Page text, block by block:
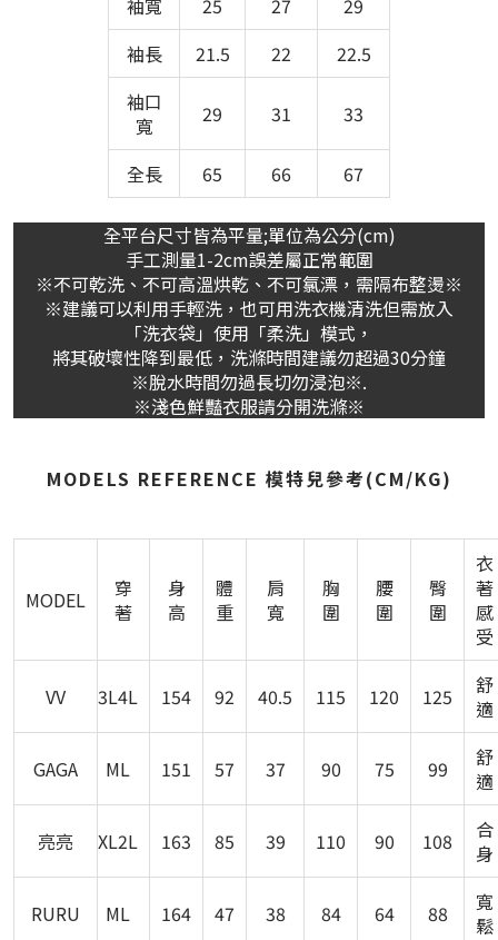
袖寬 25 27
29
袖長
21.5 22
22.5
袖口
寬
29 31 33
全長 65 66 67
全平台尺寸皆為平量;單位為公分(cm)
手工測量1-2cm誤差屬正常範圍
※不可乾洗、不可高溫烘乾、不可氯漂，需隔布整燙※
※建議可以利用手輕洗，也可用洗衣機清洗但需放入
「洗衣袋」使用「柔洗」模式，
將其破壞性降到最低，洗滌時間建議勿超過30分鐘
※脫水時間勿過長切勿浸泡※.
※淺色鮮豔衣服請分開洗滌※
MODELS REFERENCE 模特兒參考(CM/KG)
MODEL
穿
著
身
高
體
重
肩
寬
胸
圍
腰
圍
臀
圍
衣
著
感
受
VV 3L4L 154 92 40.5 115 120 125
舒
適
GAGA ML 151 57 37 90 75 99
舒
適
亮亮 XL2L 163 85 39 110 90 108
合
身
RURU ML 164 47 38 84 64 88
寬
鬆